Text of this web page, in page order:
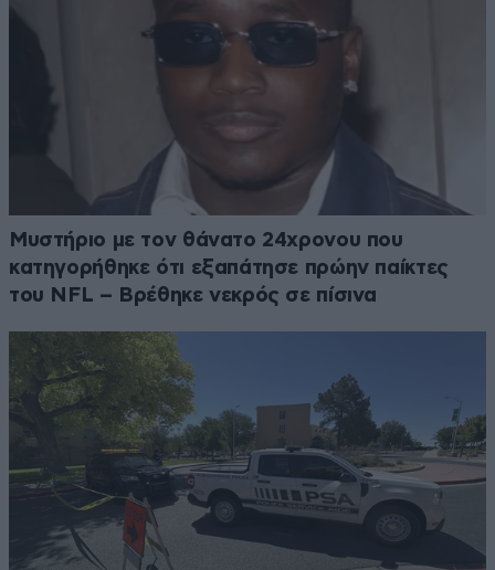
Μυστήριο με τον θάνατο 24χρονου που
κατηγορήθηκε ότι εξαπάτησε πρώην παίκτες
του NFL – Βρέθηκε νεκρός σε πίσινα